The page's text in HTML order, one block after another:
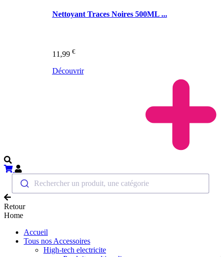
Nettoyant Traces Noires 500ML ...
11,99 €
Découvrir
Rechercher un produit, une catégorie
Retour
Home
Accueil
Tous nos Accessoires
High-tech electricite